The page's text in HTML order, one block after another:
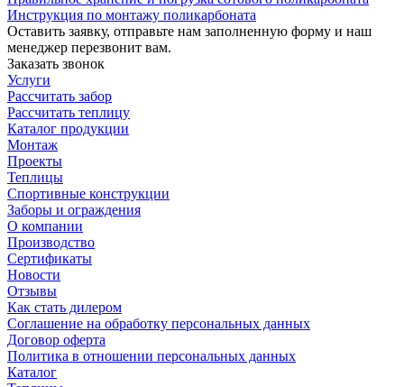
Инструкция по монтажу поликарбоната
Оставить заявку, отправьте нам заполненную форму и наш
менеджер перезвонит вам.
Заказать звонок
Услуги
Рассчитать забор
Рассчитать теплицу
Каталог продукции
Монтаж
Проекты
Теплицы
Спортивные конструкции
Заборы и ограждения
О компании
Производство
Сертификаты
Новости
Отзывы
Как стать дилером
Соглашение на обработку персональных данных
Договор оферта
Политика в отношении персональных данных
Каталог